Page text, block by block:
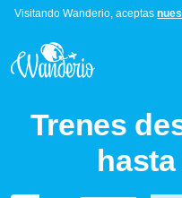
Visitando Wanderio, aceptas
Trenes